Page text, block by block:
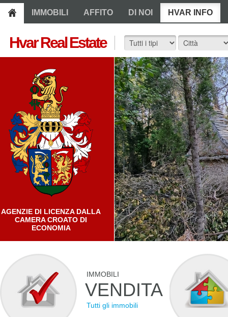
IMMOBILI AFFITO DI NOI HVAR INFO
Hvar Real Estate
AGENZIE DI LICENZA DALLA
CAMERA CROATO DI
ECONOMIA
IMMOBILI
VENDITA
Tutti gli immobili